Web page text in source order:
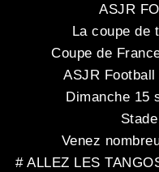
ASJR
La coupe de
Coupe de
ASJR Football
Dimanche 15
Venez
# ALLEZ LES